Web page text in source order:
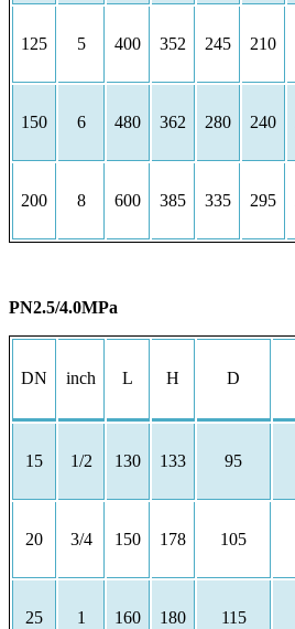
125 5 400 352 245 210
150 6 480 362 280 240
200 8 600 385 335 295
PN2.5/4.0MPa
DN inch L H D
15 1/2 130 133 95
20 3/4 150 178 105
25 1 160 180 115